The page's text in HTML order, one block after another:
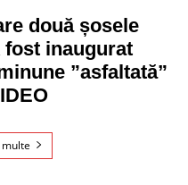
două șosele
fost inaugurat
”asfaltată”